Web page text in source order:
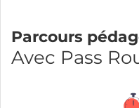
Parcours
Avec Pass